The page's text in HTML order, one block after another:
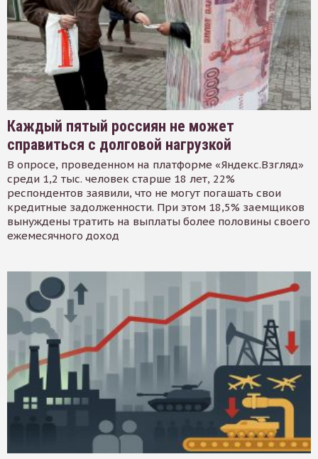
Каждый пятый россиян не может
справиться с долговой нагрузкой
В опросе, проведенном на платформе «Яндекс.Взгляд»
среди 1,2 тыс. человек старше 18 лет, 22%
респондентов заявили, что не могут погашать свои
кредитные задолженности. При этом 18,5% заемщиков
вынуждены тратить на выплаты более половины своего
ежемесячного доход